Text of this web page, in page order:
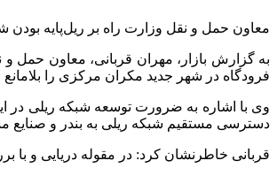
معاون حمل و نقل وزارت راه بر ریل‌پایه
به گزارش بازار، مهران قربانی، معاون
فرودگاه در شهر جدید مکران مرکزی را
وی با اشاره به ضرورت توسعه شبکه ریلی در
دسترسی مستقیم شبکه ریلی به بندر و صنایع
قربانی خاطرنشان کرد: در مقوله دریایی و با